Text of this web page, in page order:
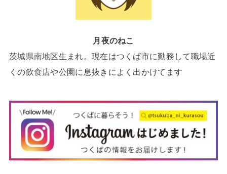
月夜のねこ
茨城県南地区生まれ。現在はつくば市に勤務して職場近
くの飲食店や公園に息抜きによく出かけてます